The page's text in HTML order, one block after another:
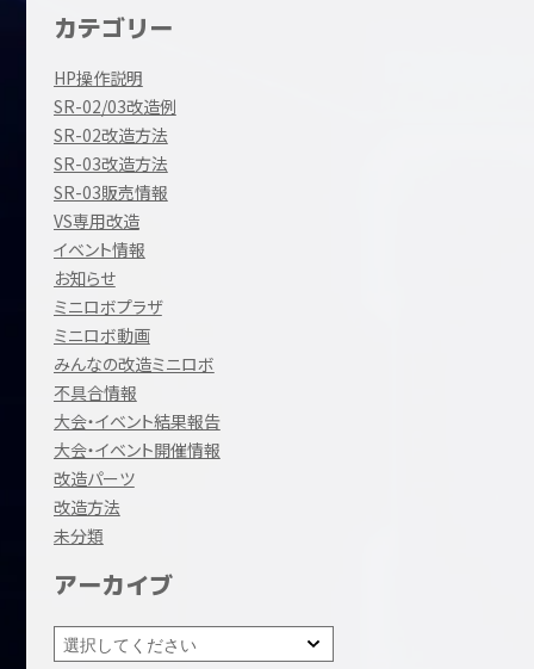
カテゴリー
HP操作説明
SR-02/03改造例
SR-02改造方法
SR-03改造方法
SR-03販売情報
VS専用改造
イベント情報
お知らせ
ミニロボプラザ
ミニロボ動画
みんなの改造ミニロボ
不具合情報
大会・イベント結果報告
大会・イベント開催情報
改造パーツ
改造方法
未分類
アーカイブ